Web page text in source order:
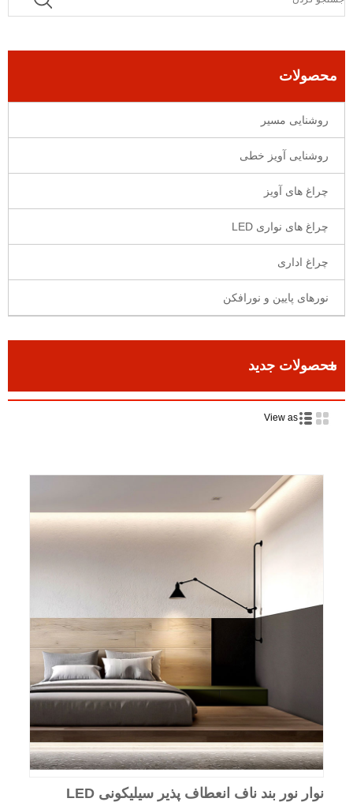
محصولات
روشنایی مسیر
روشنایی آویز خطی
چراغ های آویز
چراغ های نواری LED
چراغ اداری
نورهای پایین و نورافکن
محصولات جدید
View as
نوار نور بند ناف انعطاف پذیر سیلیکونی LED